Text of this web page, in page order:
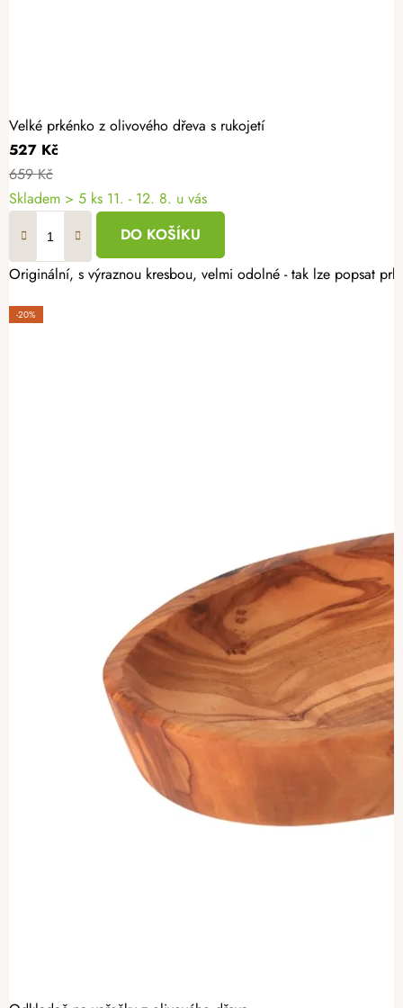
Velké prkénko z olivového dřeva s rukojetí
527 Kč
659 Kč
Skladem > 5 ks 11. - 12. 8. u vás
DO KOŠÍKU
Originální, s výraznou kresbou, velmi odolné - tak lze popsat
-20%